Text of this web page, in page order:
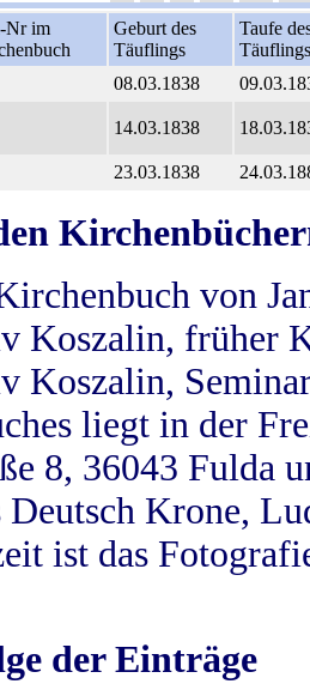
Nr im
Geburt des
Täuflings
Taufe
Täuflings
08.03.1838
14.03.1838
23.03.1838
von
Koszalin, früher
Koszalin,
liegt in der
8, 36043 Fulda
Krone,
ist das
der Einträge